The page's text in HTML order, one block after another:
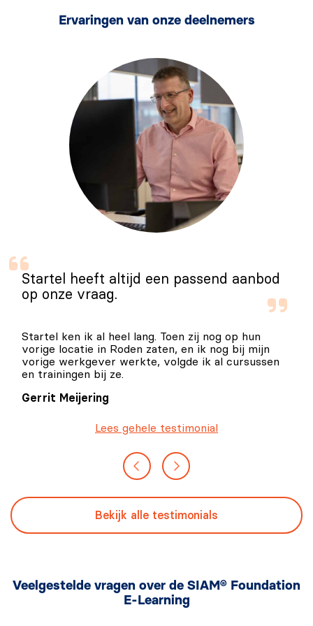
Ervaringen van onze deelnemers
Startel heeft altijd een passend aanbod
op onze vraag.
Startel ken ik al heel lang. Toen zij nog op hun
vorige locatie in Roden zaten, en ik nog bij mijn
vorige werkgever werkte, volgde ik al cursussen
en trainingen bij ze.
Gerrit Meijering
Lees gehele testimonial
Bekijk alle testimonials
Veelgestelde vragen over de SIAM® Foundation
E-Learning